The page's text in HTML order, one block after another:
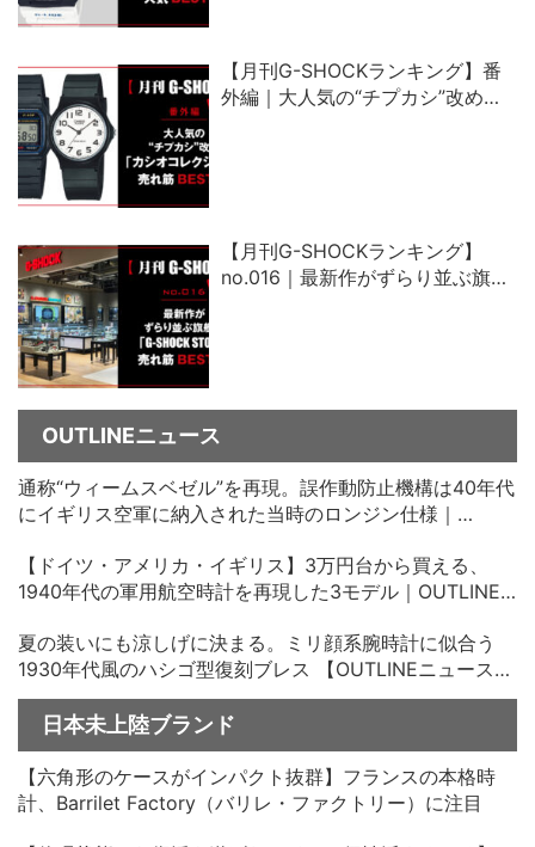
【月刊G-SHOCKランキング】番
外編｜大人気の“チプカシ”改め、
【月刊G-SHOCKランキング】
no.016｜最新作がずらり並ぶ旗艦
OUTLINEニュース
通称“ウィームスベゼル”を再現。誤作動防止機構は40年代
にイギリス空軍に納入された当時のロンジン仕様｜
【ドイツ・アメリカ・イギリス】3万円台から買える、
1940年代の軍用航空時計を再現した3モデル｜OUTLINE
夏の装いにも涼しげに決まる。ミリ顔系腕時計に似合う
1930年代風のハシゴ型復刻ブレス 【OUTLINEニュース
no.33】
日本未上陸ブランド
【六角形のケースがインパクト抜群】フランスの本格時
計、Barrilet Factory（バリレ・ファクトリー）に注目